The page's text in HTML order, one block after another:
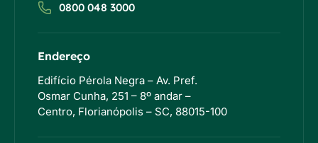
0800 048 3000
Endereço
Edifício Pérola Negra – Av. Pref.
Osmar Cunha, 251 – 8º andar –
Centro, Florianópolis – SC, 88015-100